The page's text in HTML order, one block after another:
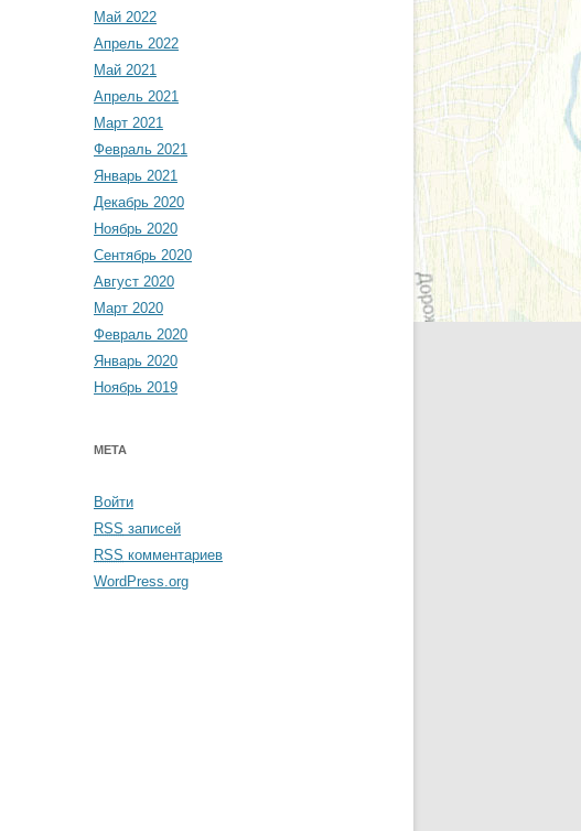
Май 2022
Апрель 2022
Май 2021
Апрель 2021
Март 2021
Февраль 2021
Январь 2021
Декабрь 2020
Ноябрь 2020
Сентябрь 2020
Август 2020
Март 2020
Февраль 2020
Январь 2020
Ноябрь 2019
МЕТА
Войти
RSS записей
RSS комментариев
WordPress.org